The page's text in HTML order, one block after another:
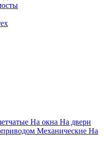
На окна На двери
Механические На